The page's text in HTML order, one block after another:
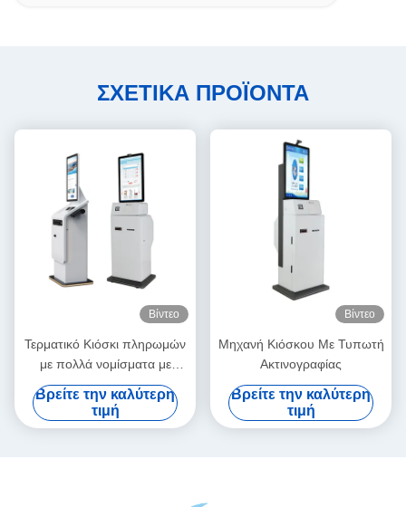
ΣΧΕΤΙΚΑ ΠΡΟΪΟΝΤΑ
Βίντεο
Τερματικό Κιόσκι πληρωμών
με πολλά νομίσματα με
οθόνη αφής εκτυπωτή
Βρείτε την καλύτερη
τιμή
Βίντεο
Μηχανή Κιόσκου Με Τυπωτή
Ακτινογραφίας
Βρείτε την καλύτερη
τιμή